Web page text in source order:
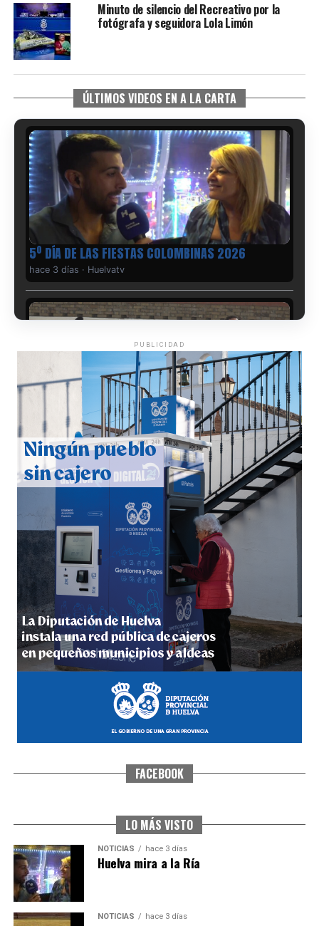
Minuto de silencio del Recreativo por la
fotógrafa y seguidora Lola Limón
ÚLTIMOS VIDEOS EN A LA CARTA
5º DÍA DE LAS FIESTAS COLOMBINAS 2026
hace 3 días · Huelvatv
CUARTA CORRIDA DE LAS FIESTAS COLOMBINAS
2026
hace 4 días·Huelvatv
4º DÍA DE LAS FIESTAS COLOMBINAS 2026
hace 4 días·Huelvatv
SEXTA CORRIDA DE LAS FIESTAS COLOMBINAS
PUBLICIDAD
FACEBOOK
LO MÁS VISTO
NOTICIAS hace 3 días
Huelva mira a la Ría
NOTICIAS hace 3 días